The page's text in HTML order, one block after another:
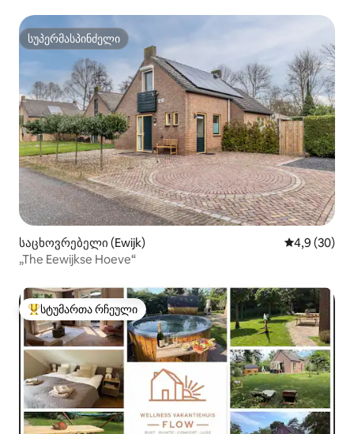
სუპერმასპინძელი
სუპერმასპინძელი
საცხოვრებელი (Ewijk) საშუალო
4,9 (30)
„The Eewijkse Hoeve“
სტუმართა რჩეული მოწინავე ვარიანტი
სტუმართა რჩეული